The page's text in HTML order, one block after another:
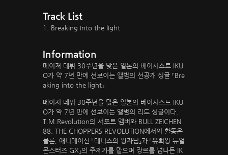
Track List
1. Breaking into the light
Information
메이저 데뷔 30주년을 맞은 일본의 베이시스트 IKU
O가 약 7년 만에 선보이는 앨범의 선공개 싱글 『Bre
aking into the light』
메이저 데뷔 30주년을 맞은 일본의 베이시스트 IKU
O가 약 7년 만에 선보이는 앨범의 리드 싱글이다.
T.M.Revolution의 서포트 멤버와 BULL ZEICHEN
88, THE CHOPPERS REVOLUTION에서의 활동은
물론, 애니메이션 「테니스의 왕자님」과 「유희왕 듀얼
몬스터즈 GX」의 주제가를 맡으며 장르를 넘나든 IK